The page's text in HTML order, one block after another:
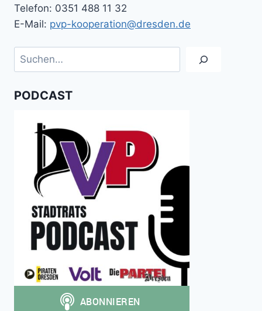
Telefon: 0351 488 11 32
E-Mail: pvp-kooperation@dresden.de
Suchen
PODCAST